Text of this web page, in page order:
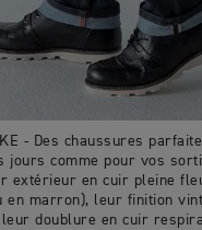
- Des chaussures
jours comme pour vos
extérieur en cuir pleine
en marron), leur finition
leur doublure en cuir